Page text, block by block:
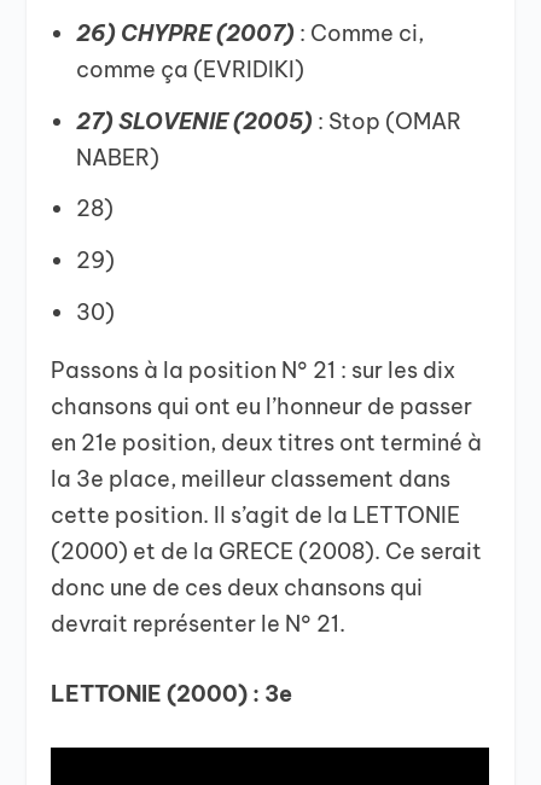
26) CHYPRE (2007) : Comme ci,
comme ça (EVRIDIKI)
27) SLOVENIE (2005): Stop (OMAR
NABER)
28)
29)
30)
Passons à la position N° 21 : sur les dix
chansons qui ont eu l’honneur de passer
en 21e position, deux titres ont terminé à
la 3e place, meilleur classement dans
cette position. Il s’agit de la LETTONIE
(2000) et de la GRECE (2008). Ce serait
donc une de ces deux chansons qui
devrait représenter le N° 21.
LETTONIE (2000) : 3e